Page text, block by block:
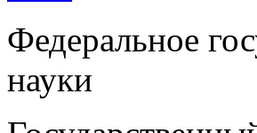
Федеральное
науки